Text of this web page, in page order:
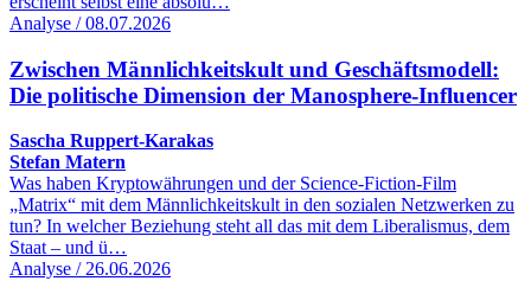
Analyse / 08.07.2026
Zwischen Männlichkeitskult und Geschäftsmodell:
Die politische Dimension der Manosphere-Influencer
Sascha Ruppert-Karakas
Stefan Matern
Was haben Kryptowährungen und der Science-Fiction-Film
„Matrix“ mit dem Männlichkeitskult in den sozialen Netzwerken zu
tun? In welcher Beziehung steht all das mit dem Liberalismus, dem
Staat – und ü…
Analyse / 26.06.2026